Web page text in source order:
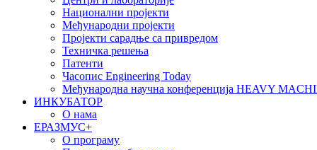
Национални пројекти
Међународни пројекти
Пројекти сарадње са привредом
Техничка решења
Патенти
Часопис Engineering Today
Међународна научна конференција HEAVY
ИНКУБАТОР
О нама
EРАЗМУС+
О програму